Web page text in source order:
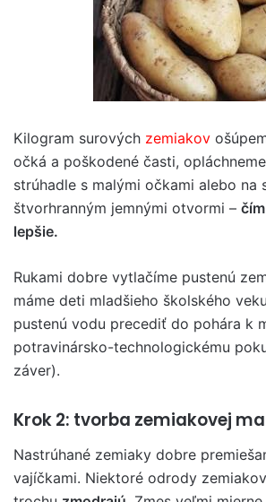
Kilogram surových zemiakov
očká a poškodené časti,
strúhadle s malými očkami alebo na
štvorhranným jemnými otvormi –
lepšie.
Rukami dobre vytlačíme pustenú
máme deti mladšieho školského
pustenú vodu precediť do pohára k
potravinársko-technologickému
záver).
Krok 2: tvorba zemiakovej
Nastrúhané zemiaky dobre
vajíčkami. Niektoré odrody